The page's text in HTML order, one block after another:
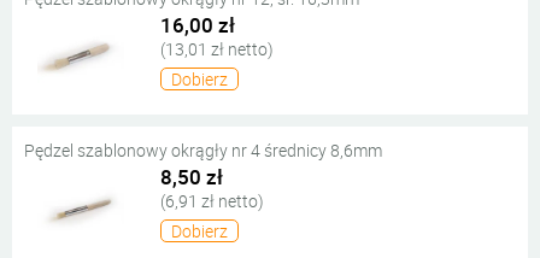
16,00 zł
(13,01 zł netto)
Dobierz
Pędzel szablonowy okrągły nr 4 średnicy 8,6mm
8,50 zł
(6,91 zł netto)
Dobierz